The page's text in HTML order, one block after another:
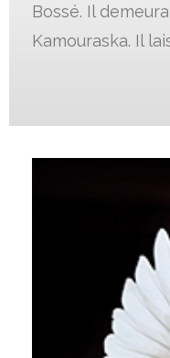
Bossé. Il
Kamouraska. Il